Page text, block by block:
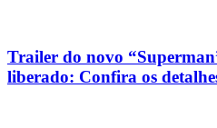
Trailer do novo
liberado: Confira os